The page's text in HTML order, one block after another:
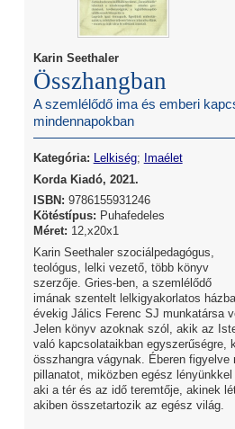
Karin Seethaler
Összhangban
A szemlélődő ima és emberi
mindennapokban
Kategória: Lelkiség; Imaélet
Korda Kiadó, 2021.
ISBN: 9786155931246
Kötéstípus: Puhafedeles
Méret: 12,x20x1
Karin Seethaler szociálpedagógus,
teológus, lelki vezető, több könyv
szerzője. Gries-ben, a szemlélődő
imának szentelt lelkigyakorlatos
évekig Jálics Ferenc SJ munkatársa
Jelen könyv azoknak szól, akik az
való kapcsolataikban egyszerűségre,
összhangra vágynak. Éberen figyelve
pillanatot, miközben egész
aki a tér és az idő teremtője, akinek
akiben összetartozik az egész világ.